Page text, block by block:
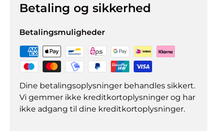
Betaling og sikkerhed
Betalingsmuligheder
Dine betalingsoplysninger behandles sikkert.
Vi gemmer ikke kreditkortoplysninger og har
ikke adgang til dine kreditkortoplysninger.